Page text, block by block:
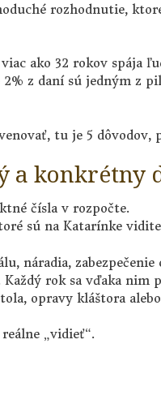
rozhodnutie,
ako 32 rokov spája
z daní sú jedným z
tu je 5 dôvodov,
a konkrétny
čísla v rozpočte.
sú na Katarínke
náradia,
rok sa vďaka nim
opravy kláštora
„vidieť“.